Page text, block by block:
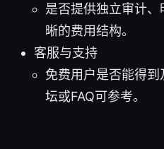
是否提供独立审计
晰的费用结构。
客服与支持
免费用户是否能得
坛或FAQ可参考。